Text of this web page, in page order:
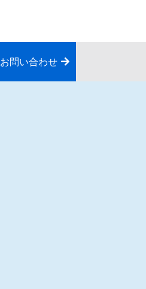
お問い合わせ